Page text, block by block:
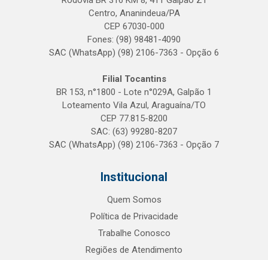
Centro, Ananindeua/PA
CEP 67030-000
Fones: (98) 98481-4090
SAC (WhatsApp) (98) 2106-7363 - Opção 6
Filial Tocantins
BR 153, n°1800 - Lote n°029A, Galpão 1
Loteamento Vila Azul, Araguaína/TO
CEP 77.815-8200
SAC: (63) 99280-8207
SAC (WhatsApp) (98) 2106-7363 - Opção 7
Institucional
Quem Somos
Política de Privacidade
Trabalhe Conosco
Regiões de Atendimento